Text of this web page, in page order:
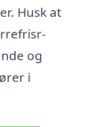
Husk at
og
i